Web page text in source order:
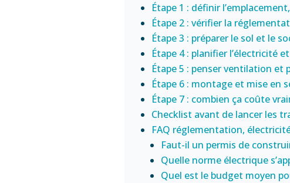
Étape 1 : définir
Étape 2 : vérifier la
Étape 3 : préparer le sol et le
Étape 4 : planifier l’électricité
Étape 5 : penser ventilation
Étape 6 : montage et mise en
Étape 7 : combien ça coûte
Checklist avant de lancer les
FAQ réglementation,
Faut-il un permis de
Quelle norme électrique
Quel est le budget moyen